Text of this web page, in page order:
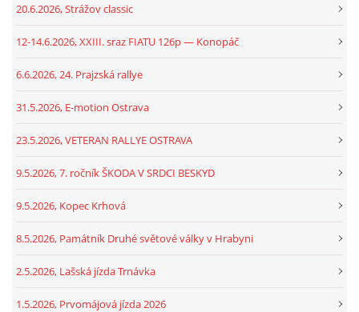
20.6.2026, Strážov classic
12-14.6.2026, XXIII. sraz FIATU 126p — Konopáč
6.6.2026, 24. Prajzská rallye
31.5.2026, E-motion Ostrava
23.5.2026, VETERAN RALLYE OSTRAVA
9.5.2026, 7. ročník ŠKODA V SRDCI BESKYD
9.5.2026, Kopec Krhová
8.5.2026, Památník Druhé světové války v Hrabyni
2.5.2026, Lašská jízda Trnávka
1.5.2026, Prvomájová jízda 2026